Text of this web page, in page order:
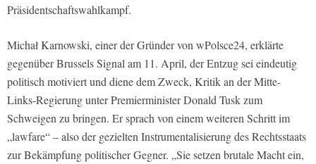
Präsidentschaftswahlkampf.
Michał Karnowski, einer der Gründer von wPolsce24, erklärte
gegenüber Brussels Signal am 11. April, der Entzug sei eindeutig
politisch motiviert und diene dem Zweck, Kritik an der Mitte-
Links-Regierung unter Premierminister Donald Tusk zum
Schweigen zu bringen. Er sprach von einem weiteren Schritt im
„lawfare“ – also der gezielten Instrumentalisierung des Rechtsstaats
zur Bekämpfung politischer Gegner. „Sie setzen brutale Macht ein,